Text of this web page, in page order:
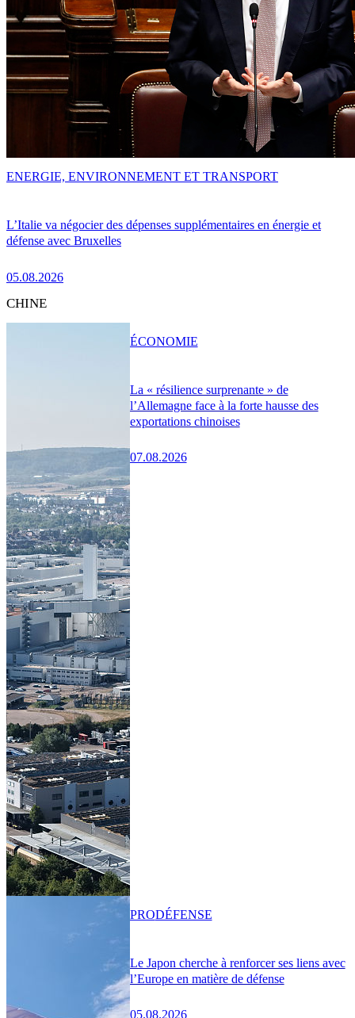
L’Italie va négocier des dépenses supplémentaires en énergie et
défense avec Bruxelles
05.08.2026
ENERGIE, ENVIRONNEMENT ET TRANSPORT
CHINE
La « résilience surprenante » de
l’Allemagne face à la forte hausse des
exportations chinoises
07.08.2026
ÉCONOMIE
Le Japon cherche à renforcer ses liens avec
l’Europe en matière de défense
05.08.2026
PRODÉFENSE